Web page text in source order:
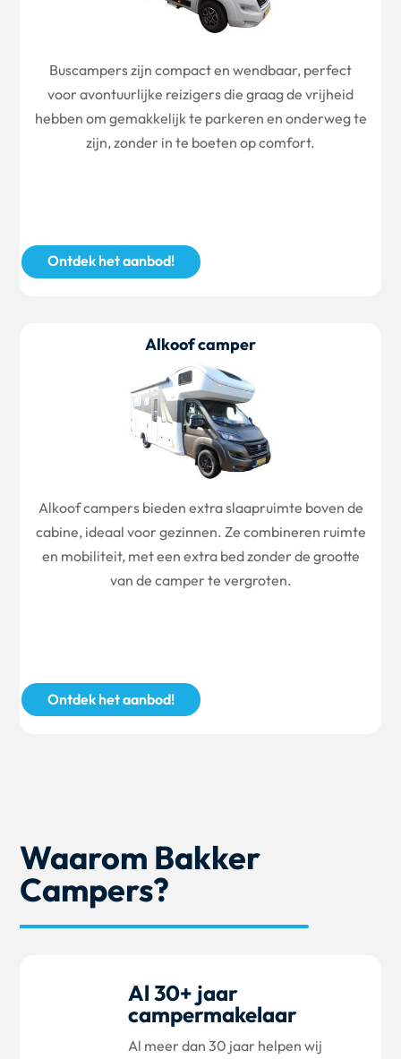
Buscampers zijn compact en wendbaar, perfect
voor avontuurlijke reizigers die graag de vrijheid
hebben om gemakkelijk te parkeren en onderweg te
zijn, zonder in te boeten op comfort.
Ontdek het aanbod!
Alkoof camper
Alkoof campers bieden extra slaapruimte boven de
cabine, ideaal voor gezinnen. Ze combineren ruimte
en mobiliteit, met een extra bed zonder de grootte
van de camper te vergroten.
Ontdek het aanbod!
Waarom Bakker
Campers?
Al 30+ jaar
campermakelaar
Al meer dan 30 jaar helpen wij